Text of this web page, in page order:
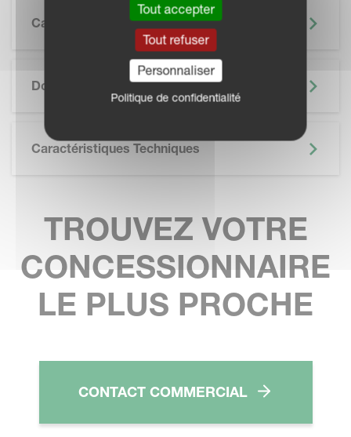
Caractéristiques
Documentation
Caractéristiques Techniques
TROUVEZ VOTRE
CONCESSIONNAIRE
LE PLUS PROCHE
CONTACT COMMERCIAL
Tout accepter
Tout refuser
Personnaliser
Politique de confidentialité